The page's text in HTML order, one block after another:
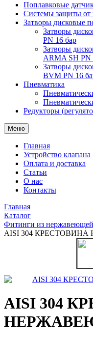
Поплавковые
Системы защиты от
Затворы дисковые
Затворы
PN 16 бар
Затворы
ARMA SH PN
Затворы
BVM PN 16
Пневматика
Редукторы
Меню
Главная
Устройство клапана
Оплата и доставка
Статьи
О нас
Контакты
Главная
Каталог
Фитинги из нержавеющей
AISI 304
AISI 304